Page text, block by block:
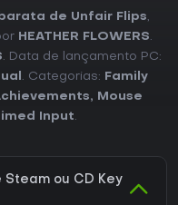
de Unfair Flips,
HEATHER FLOWERS.
. Data de lançamento PC:
. Categorias:
Family
,
Mouse
Input.
ou CD Key